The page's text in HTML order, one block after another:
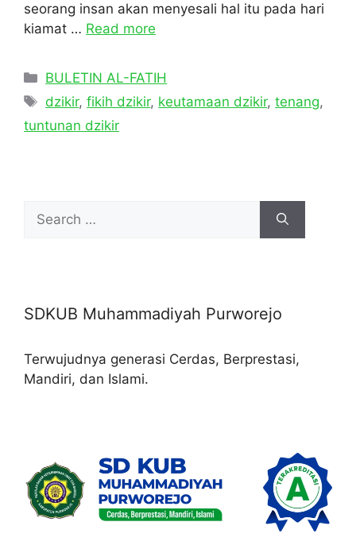
seorang insan akan menyesali hal itu pada hari
kiamat … Read more
Categories
BULETIN AL-FATIH
Tags
dzikir,fikih dzikir, keutamaan dzikir,tenang,
tuntunan dzikir
Search
for:
SDKUB Muhammadiyah Purworejo
Terwujudnya generasi Cerdas, Berprestasi,
Mandiri, dan Islami.